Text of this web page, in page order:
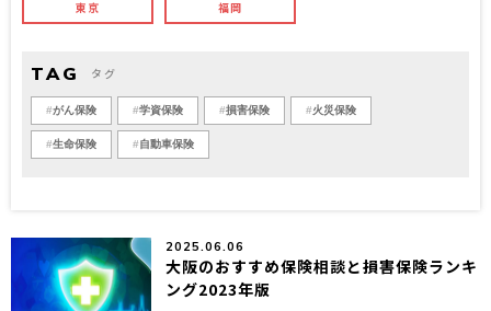
東京 福岡
TAG タグ
がん保険 学資保険 損害保険 火災保険
生命保険 自動車保険
2025.06.06
大阪のおすすめ保険相談と損害保険ランキ
ング2023年版